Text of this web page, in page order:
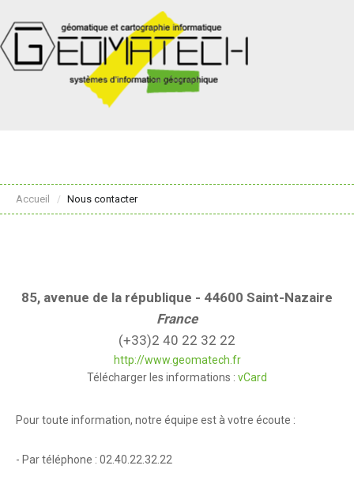
Accueil / Nous contacter
85, avenue de la république - 44600 Saint-Nazaire
France
(+33)2 40 22 32 22
http://www.geomatech.fr
Télécharger les informations : vCard
Pour toute information, notre équipe est à votre écoute :
- Par téléphone : 02.40.22.32.22